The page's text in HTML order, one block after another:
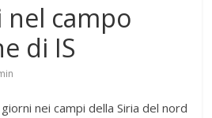
nel campo
di IS
nei campi della Siria del nord